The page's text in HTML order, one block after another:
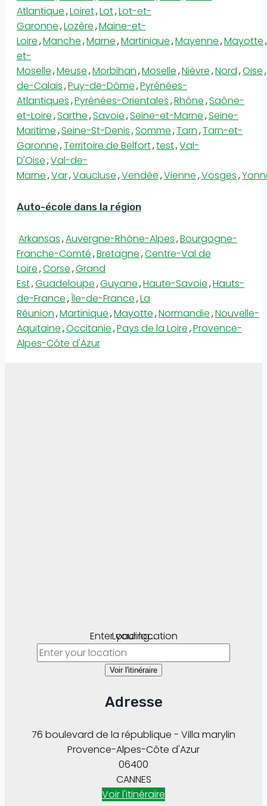
Atlantique,Loiret,Lot,Lot-et-
Garonne,Lozère,Maine-et-
Loire,Manche,Marne,Martinique,Mayenne,Mayotte,
et-
Moselle,Meuse,Morbihan,Moselle,Nièvre,Nord,Oise,
de-Calais,Puy-de-Dôme,Pyrénées-
Atlantiques,Pyrénées-Orientales,Rhône,Saône-
et-Loire,Sarthe,Savoie,Seine-et-Marne,Seine-
Maritime,Seine-St-Denis,Somme,Tarn,Tarn-et-
Garonne,Territoire de Belfort,test,Val-
D'Oise,Val-de-
Marne,Var,Vaucluse,Vendée,Vienne,Vosges,
Auto-école dans la région
Arkansas,Auvergne-Rhône-Alpes,Bourgogne-
Franche-Comté,Bretagne,Centre-Val de
Loire,Corse,Grand
Est,Guadeloupe,Guyane,Haute-Savoie,Hauts-
de-France,Île-de-France,La
Réunion,Martinique,Mayotte,Normandie,Nouvelle-
Aquitaine,Occitanie,Pays de la Loire,Provence-
Alpes-Côte d'Azur
Loading...
Enter your location
Voir l'itinéraire
Adresse
76 boulevard de la république - Villa marylin
CANNES
Provence-Alpes-Côte d'Azur
06400
Voir l'itinéraire